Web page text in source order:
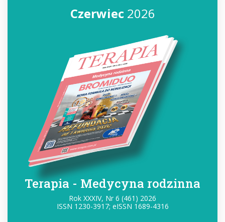
Czerwiec2026
Terapia - Medycyna rodzinna
Rok XXXIV, Nr 6 (461) 2026
ISSN 1230-3917; eISSN 1689-4316